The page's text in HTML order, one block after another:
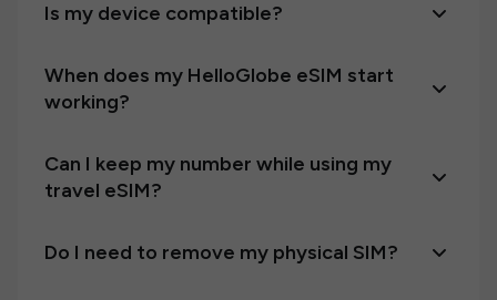
Is my device compatible?
When does my HelloGlobe eSIM start
working?
Can I keep my number while using my
travel eSIM?
Do I need to remove my physical SIM?